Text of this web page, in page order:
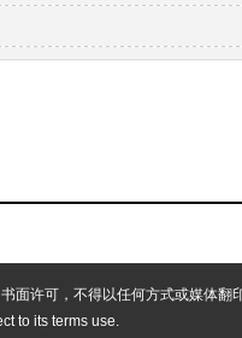
面许可，不得以任何方式或媒体翻
to its terms use.